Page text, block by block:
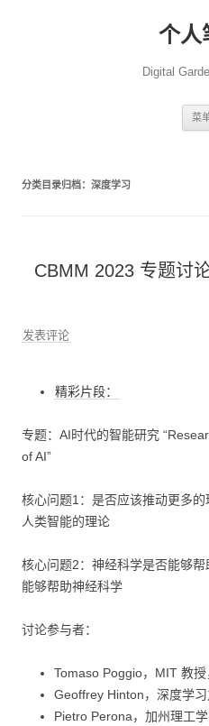
个人
Digital
菜
分类目录归档： 深度学习
CBMM 2023 专题讨
发表评论
精彩片段：
专题：AI时代的智能研究
of AI”
核心问题1：是否应该推动更多
人类智能的理论
核心问题2：神经科学是否能够
能够帮助神经科学
讨论参与者：
Tomaso Poggio，MIT 教授
Geoffrey Hinton，深度学习
Pietro Perona，加州理工